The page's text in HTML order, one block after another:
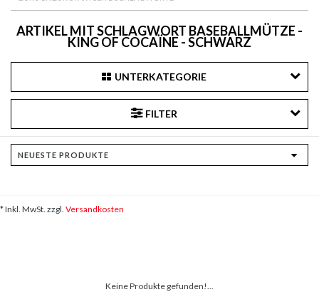
ARTIKEL MIT SCHLAGWORT BASEBALLMÜTZE -
KING OF COCAÏNE - SCHWARZ
UNTERKATEGORIE
FILTER
* Inkl. MwSt. zzgl. Versandkosten
Keine Produkte gefunden!...